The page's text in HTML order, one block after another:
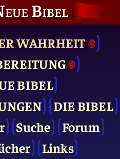
Bibel
WAHRHEIT
BIBEL
DIE BIBEL
Suche
Forum
Links